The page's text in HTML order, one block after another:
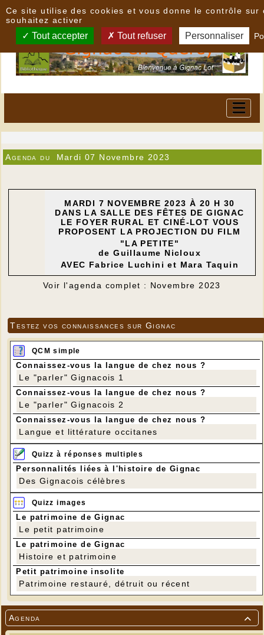

Agenda
Agenda du Mardi 07 Novembre 2023
MARDI 7 NOVEMBRE 2023 À 20 H 30
DANS LA SALLE DES FÊTES DE GIGNAC
LE FOYER RURAL ET CINÉ-LOT VOUS
PROPOSENT LA PROJECTION DU FILM
"LA PETITE"
de Guillaume Nicloux
AVEC Fabrice Luchini et Mara Taquin
Voir l'agenda complet : Novembre 2023
Testez vos connaissances sur Gignac
QCM simple
Connaissez-vous la langue de chez nous ?
Le "parler" Gignacois 1
Connaissez-vous la langue de chez nous ?
Le "parler" Gignacois 2
Connaissez-vous la langue de chez nous ?
Langue et littérature occitanes
Quizz à réponses multiples
Personnalités liées à l'histoire de Gignac
Des Gignacois célèbres
Quizz images
Le patrimoine de Gignac
Le petit patrimoine
Le patrimoine de Gignac
Histoire et patrimoine
Petit patrimoine insolite
Patrimoine restauré, détruit ou récent
Ce site utilise des cookies et vous donne le contrôle sur
souhaitez activer
Tout accepter Tout refuser Personnaliser